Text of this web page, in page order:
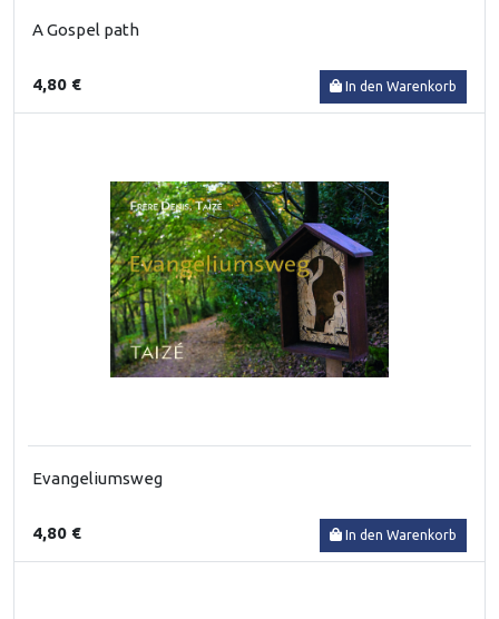
A Gospel path
4,80 € In den Warenkorb
Evangeliumsweg
4,80 € In den Warenkorb